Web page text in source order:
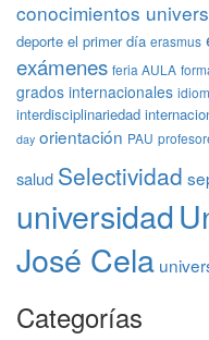
conocimientos
deporte el primer día erasmus
exámenes feria AULA
grados internacionales
interdisciplinariedad
day orientación PAU
salud Selectividad
universidad
José Cela
Categorías